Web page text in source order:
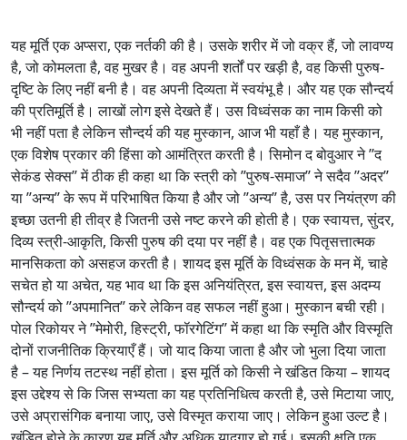
यह मूर्ति एक अप्सरा, एक नर्तकी की है। उसके शरीर में जो वक्र हैं, जो लावण्य
है, जो कोमलता है, वह मुखर है। वह अपनी शर्तों पर खड़ी है, वह किसी पुरुष-
दृष्टि के लिए नहीं बनी है। वह अपनी दिव्यता में स्वयंभू है। और यह एक सौन्दर्य
की प्रतिमूर्ति है। लाखों लोग इसे देखते हैं। उस विध्वंसक का नाम किसी को
भी नहीं पता है लेकिन सौन्दर्य की यह मुस्कान, आज भी यहाँ है। यह मुस्कान,
एक विशेष प्रकार की हिंसा को आमंत्रित करती है। सिमोन द बोवुआर ने ’’द
सेकंड सेक्स’’ में ठीक ही कहा था कि स्त्री को ’’पुरुष-समाज’’ ने सदैव ’’अदर’’
या ’’अन्य’’ के रूप में परिभाषित किया है और जो ’’अन्य’’ है, उस पर नियंत्रण की
इच्छा उतनी ही तीव्र है जितनी उसे नष्ट करने की होती है। एक स्वायत्त, सुंदर,
दिव्य स्त्री-आकृति, किसी पुरुष की दया पर नहीं है। वह एक पितृसत्तात्मक
मानसिकता को असहज करती है। शायद इस मूर्ति के विध्वंसक के मन में, चाहे
सचेत हो या अचेत, यह भाव था कि इस अनियंत्रित, इस स्वायत्त, इस अदम्य
सौन्दर्य को ’’अपमानित’’ करे लेकिन वह सफल नहीं हुआ। मुस्कान बची रही।
पोल रिकोयर ने ’’मेमोरी, हिस्ट्री, फॉरगेटिंग’’ में कहा था कि स्मृति और विस्मृति
दोनों राजनीतिक क्रियाएँ हैं। जो याद किया जाता है और जो भुला दिया जाता
है – यह निर्णय तटस्थ नहीं होता। इस मूर्ति को किसी ने खंडित किया – शायद
इस उद्देश्य से कि जिस सभ्यता का यह प्रतिनिधित्व करती है, उसे मिटाया जाए,
उसे अप्रासंगिक बनाया जाए, उसे विस्मृत कराया जाए। लेकिन हुआ उल्ट है।